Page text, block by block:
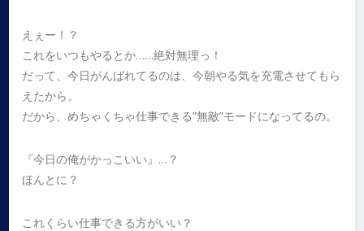
えぇー！？
これをいつもやるとか……絶対無理っ！
だって、今日がんばれてるのは、今朝やる気を充電させてもら
えたから。
だから、めちゃくちゃ仕事できる”無敵”モードになってるの。
『今日の俺がかっこいい』…？
ほんとに？
これくらい仕事できる方がいい？